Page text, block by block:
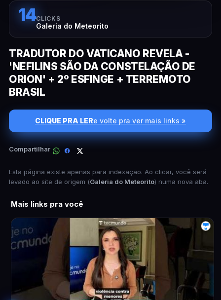
14CLICKS
Galeria do Meteorito
TRADUTOR DO VATICANO REVELA -
'NEFILINS SÃO DA CONSTELAÇÃO DE
ORION' + 2º ESFINGE + TERREMOTO
BRASIL
CLIQUE PRA LERe volte pra ver mais links »
Compartilhar
Esta página existe apenas para indexação. Ao clicar, você será
levado ao site de origem (Galeria do Meteorito) numa nova aba.
Mais links pra você